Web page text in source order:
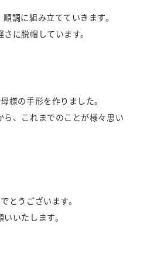
調に組み立てていきます。
に脱帽しています。
様の手形を作りました。
、これまでのことが様々思い
とうございます。
いたします。